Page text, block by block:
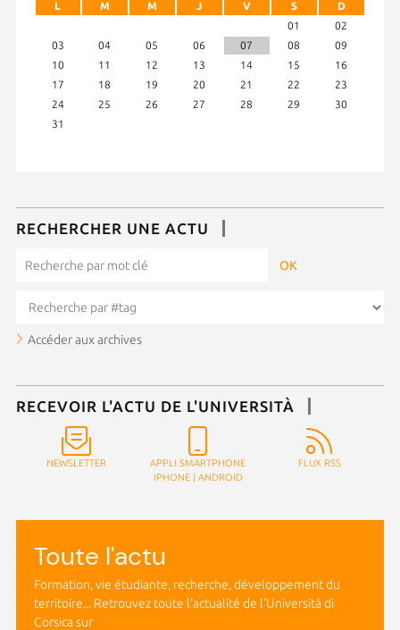
L
M M J V S
D
01
02
03
04 05 06 07 08
09
10
11 12 13 14 15
16
17
18 19 20 21 22
23
24
25 26 27 28 29
30
31
RECHERCHER UNE ACTU
Accéder aux archives
RECEVOIR L'ACTU DE L'UNIVERSITÀ
NEWSLETTER
APPLI SMARTPHONE
IPHONE| ANDROID
FLUX RSS
Toute l'actu
Formation, vie étudiante, recherche, développement du
territoire... Retrouvez toute l'actualité de l'Università di
Corsica sur